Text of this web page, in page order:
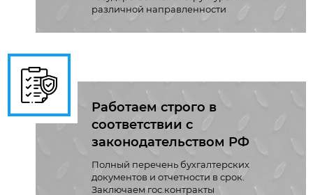
различной направленности
Работаем строго в
соответствии с
законодательством РФ
Полный перечень бухгалтерских
документов и отчетности в срок.
Заключаем гос.контракты